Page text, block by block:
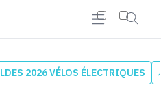
2026 VÉLOS ÉLECTRIQUES